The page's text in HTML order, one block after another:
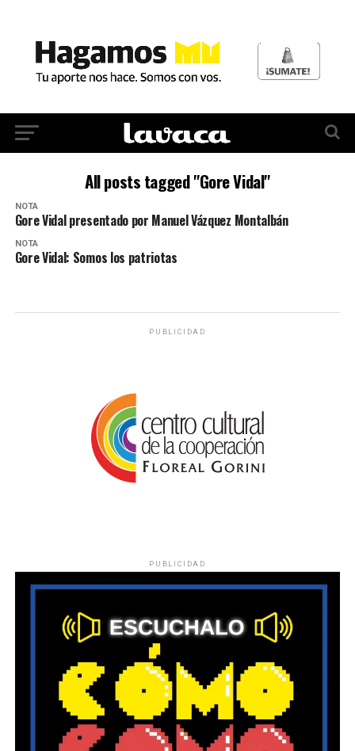
All posts tagged "Gore Vidal"
NOTA
Gore Vidal presentado por Manuel Vázquez Montalbán
NOTA
Gore Vidal: Somos los patriotas
PUBLICIDAD
PUBLICIDAD